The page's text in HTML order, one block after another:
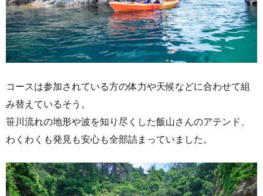
コースは参加されている方の体力や天候などに合わせて組
み替えているそう。
笹川流れの地形や波を知り尽くした飯山さんのアテンド、
わくわくも発見も安心も全部詰まっていました。